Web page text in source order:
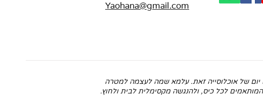
Yaohana@gmail.com
יום של אוכלוסייה זאת. עלמא שמה לעצמה למטרה
לכל כיס, ולהנגשה מקסימלית לבית ולחוץ.